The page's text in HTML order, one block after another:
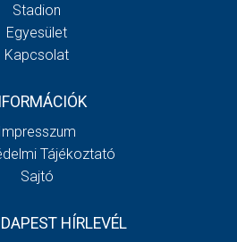
Stadion
Egyesület
Kapcsolat
Impresszum
Tájékoztató
Sajtó
HÍRLEVÉL